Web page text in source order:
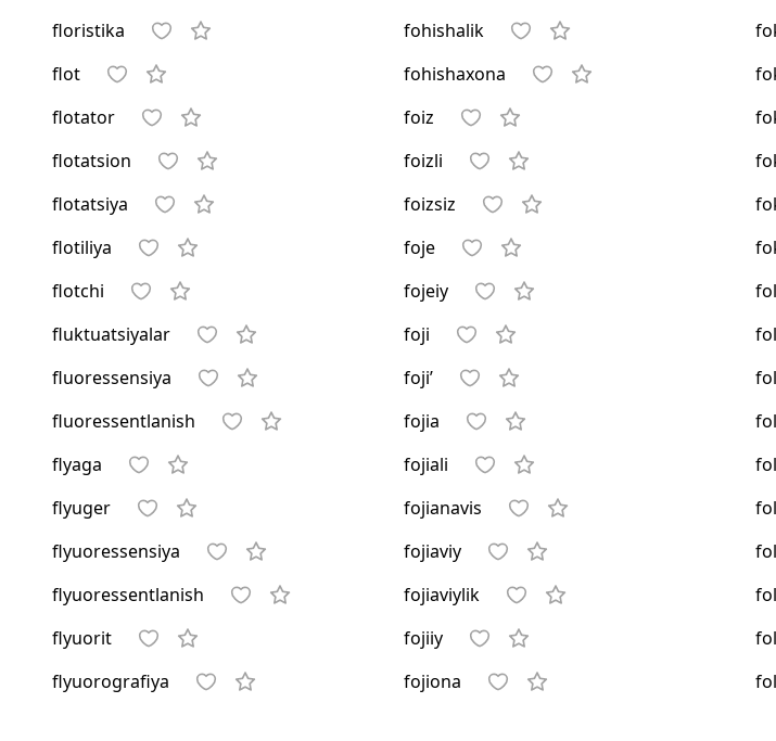
floristika
flot
flotator
flotatsion
flotatsiya
flotiliya
flotchi
fluktuatsiyalar
fluoressensiya
fluoressentlanish
flyaga
flyuger
flyuoressensiya
flyuoressentlanish
flyuorit
flyuorografiya
fohishalik
fohishaxona
foiz
foizli
foizsiz
foje
fojeiy
foji
foji’
fojia
fojiali
fojianavis
fojiaviy
fojiaviylik
fojiiy
fojiona
fol